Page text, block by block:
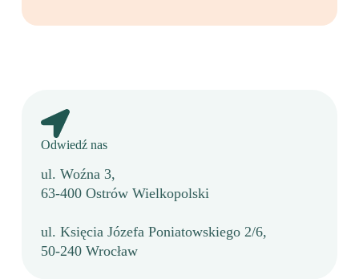
Odwiedź nas
ul. Woźna 3,
63-400 Ostrów Wielkopolski
ul. Księcia Józefa Poniatowskiego 2/6,
50-240 Wrocław